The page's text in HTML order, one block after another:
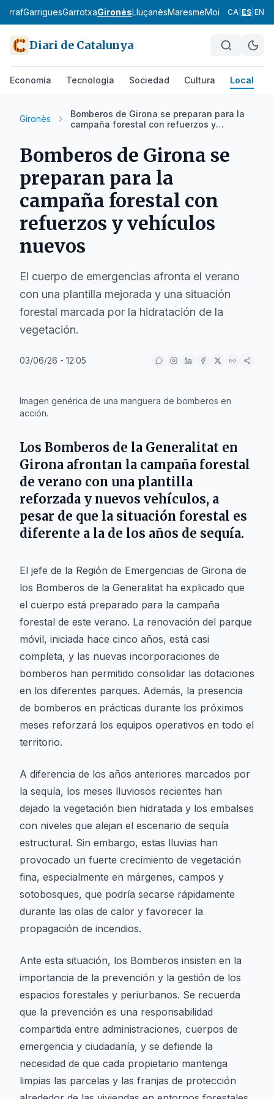
GarriguesGarrotxaGironèsLluçanèsMaresmeMoianès Montsià
CA ES EN
Diari de Catalunya
Economía Tecnología Sociedad Cultura Local
Gironès
Bomberos de Girona se preparan para la
campaña forestal con refuerzos y
Bomberos de Girona se
preparan para la
campaña forestal con
refuerzos y vehículos
nuevos
El cuerpo de emergencias afronta el verano
con una plantilla mejorada y una situación
forestal marcada por la hidratación de la
vegetación.
03/06/26 - 12:05
Imagen genérica de una manguera de bomberos en
acción.
Los Bomberos de la Generalitat en
Girona afrontan la campaña forestal
de verano con una plantilla
reforzada y nuevos vehículos, a
pesar de que la situación forestal es
diferente a la de los años de sequía.
El jefe de la Región de Emergencias de Girona de
los Bomberos de la Generalitat ha explicado que
el cuerpo está preparado para la campaña
forestal de este verano. La renovación del parque
móvil, iniciada hace cinco años, está casi
completa, y las nuevas incorporaciones de
bomberos han permitido consolidar las dotaciones
en los diferentes parques. Además, la presencia
de bomberos en prácticas durante los próximos
meses reforzará los equipos operativos en todo el
territorio.
A diferencia de los años anteriores marcados por
la sequía, los meses lluviosos recientes han
dejado la vegetación bien hidratada y los embalses
con niveles que alejan el escenario de sequía
estructural. Sin embargo, estas lluvias han
provocado un fuerte crecimiento de vegetación
fina, especialmente en márgenes, campos y
sotobosques, que podría secarse rápidamente
durante las olas de calor y favorecer la
propagación de incendios.
Ante esta situación, los Bomberos insisten en la
importancia de la prevención y la gestión de los
espacios forestales y periurbanos. Se recuerda
que la prevención es una responsabilidad
compartida entre administraciones, cuerpos de
emergencia y ciudadanía, y se defiende la
necesidad de que cada propietario mantenga
limpias las parcelas y las franjas de protección